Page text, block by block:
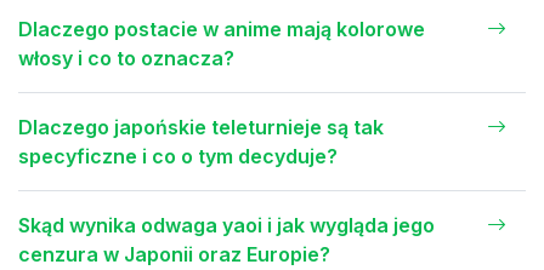
Dlaczego postacie w anime mają kolorowe
włosy i co to oznacza?
Dlaczego japońskie teleturnieje są tak
specyficzne i co o tym decyduje?
Skąd wynika odwaga yaoi i jak wygląda jego
cenzura w Japonii oraz Europie?